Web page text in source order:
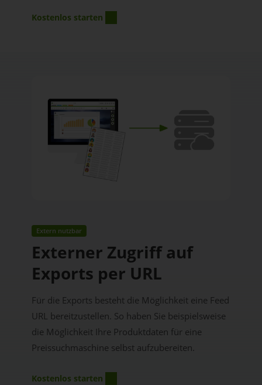
Kostenlos starten
Extern nutzbar
Externer Zugriff auf
Exports per URL
Für die Exports besteht die Möglichkeit eine Feed
URL bereitzustellen. So haben Sie beispielsweise
die Möglichkeit Ihre Produktdaten für eine
Preissuchmaschine selbst aufzubereiten.
Kostenlos starten